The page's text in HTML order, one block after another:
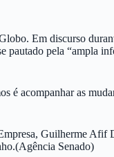
Em discurso
pela “ampla
acompanhar as
Guilherme Afif
Senado)